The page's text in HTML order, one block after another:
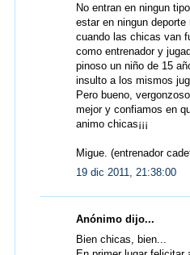
No entran en ningun
estar en ningun
cuando las chicas van
como entrenador y
pinoso un niño de 15
insulto a los mismos
Pero bueno,
mejor y confiamos en
animo chicas¡¡¡
Migue. (entrenador
19 dic 2011, 21:38:00
Anónimo dijo...
Bien chicas, bien...